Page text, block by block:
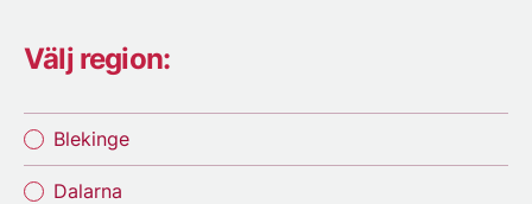
Välj region:
Blekinge
Dalarna